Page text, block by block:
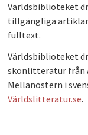
Världsbiblioteket
tillgängliga
fulltext.
Världsbiblioteket
skönlitteratur från
Mellanöstern i
Världslitteratur.se.